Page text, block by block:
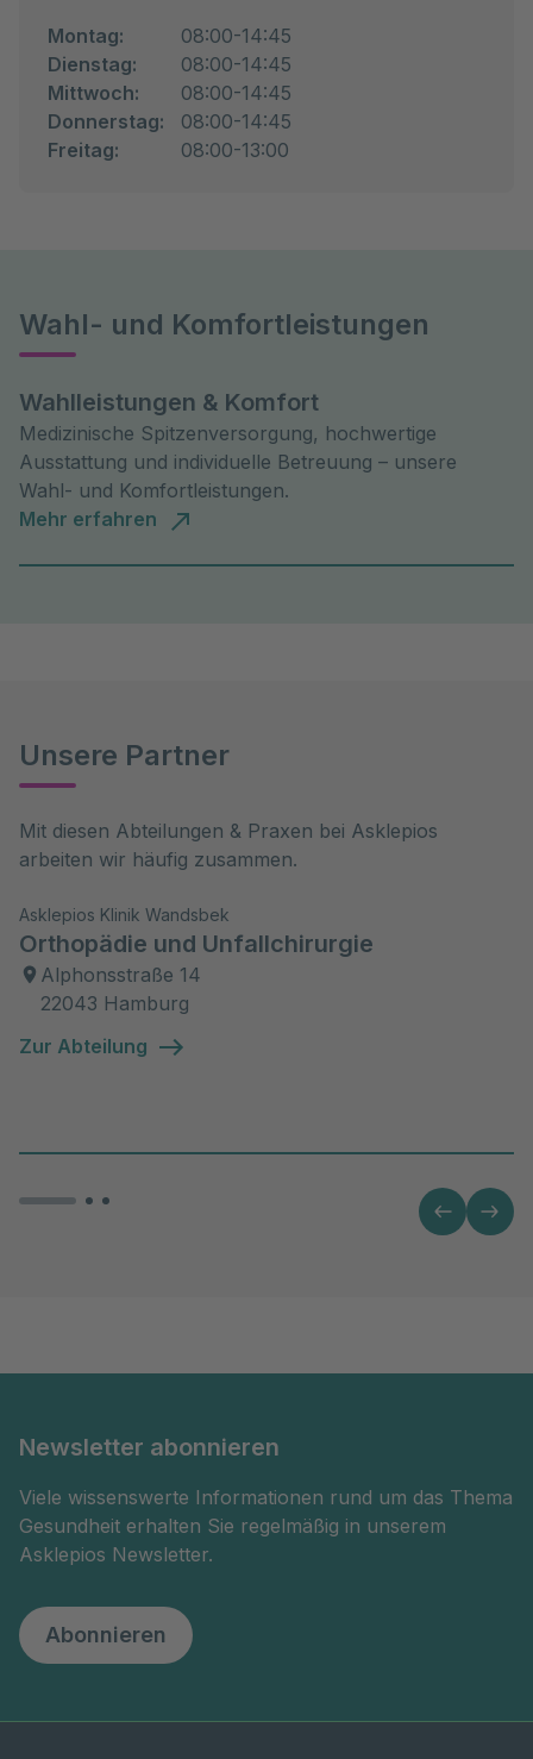
Montag:
08:00-14:45
Dienstag:
08:00-14:45
Mittwoch:
08:00-14:45
Donnerstag:
08:00-14:45
Freitag:
08:00-13:00
Wahl- und Komfortleistungen
Wahlleistungen & Komfort
Medizinische Spitzenversorgung, hochwertige
Ausstattung und individuelle Betreuung – unsere
Wahl- und Komfortleistungen.
Mehr erfahren
Unsere Partner
Mit diesen Abteilungen & Praxen bei Asklepios
arbeiten wir häufig zusammen.
Asklepios Klinik Wandsbek
Orthopädie und Unfallchirurgie
Alphonsstraße 14
22043 Hamburg
Zur Abteilung
Newsletter abonnieren
Viele wissenswerte Informationen rund um das Thema
Gesundheit erhalten Sie regelmäßig in unserem
Asklepios Newsletter.
Abonnieren